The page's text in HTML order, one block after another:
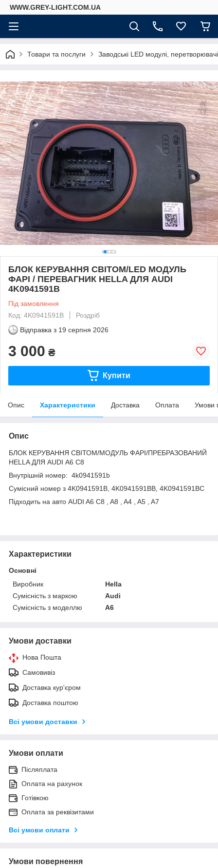
WWW.GREY-LIGHT.COM.UA
Товари та послуги Заводські LED модулі,
БЛОК КЕРУВАННЯ СВІТОМ/LED МОДУЛЬ
ФАРІ / ПЕРЕВАГНИК HELLA ДЛЯ AUDI
4K0941591B
Під замовлення
Код: 4K0941591B
Роздріб
Відправка з 19 серпня 2026
3 000 ₴
Купити
Опис Характеристики Доставка Оплата Умови
Опис
БЛОК КЕРУВАННЯ СВІТОМ/МОДУЛЬ ФАРІ/ПРЕБРАЗОВАНИЙ
HELLA ДЛЯ AUDI А6 С8
Внутрішній номер: 4k0941591b
Сумісний номер з 4K0941591B, 4K0941591BB, 4K0941591BC
Підходить на авто AUDI A6 C8 , A8 , A4 , A5 , A7
Характеристики
Основні
Виробник
Hella
Сумісність з маркою
Audi
Сумісність з моделлю
A6
Умови доставки
Нова Пошта
Самовивіз
Доставка кур'єром
Доставка поштою
Всі умови доставки
Умови оплати
Післяплата
Оплата на рахунок
Готівкою
Оплата за реквізитами
Всі умови оплати
Умови повернення